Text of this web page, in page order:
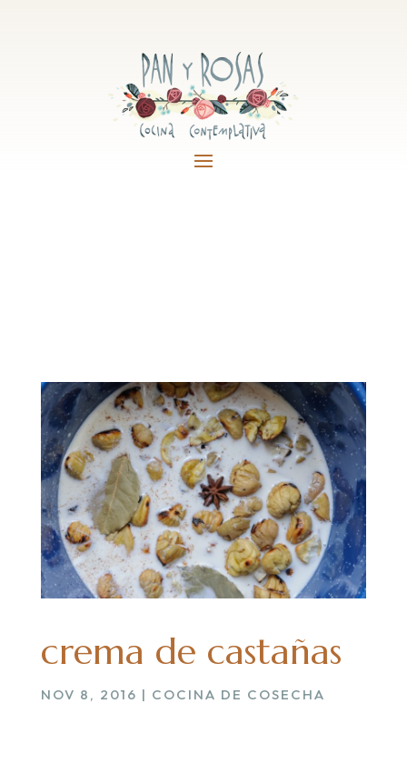
crema de castañas
NOV 8, 2016 | COCINA DE COSECHA